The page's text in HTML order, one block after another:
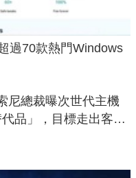
過70款熱門Windows
尼總裁曝次世代主機
代品」，目標走出客
面